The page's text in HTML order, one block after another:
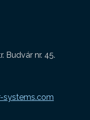
Budvár nr. 45.
systems.com